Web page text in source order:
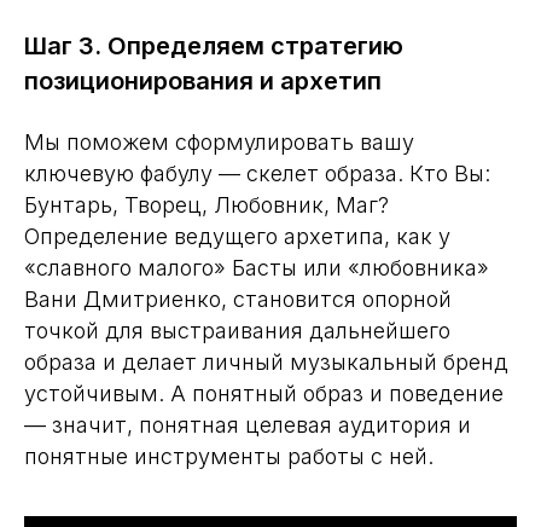
Шаг 3. Определяем стратегию
позиционирования и архетип
Мы поможем сформулировать вашу
ключевую фабулу — скелет образа. Кто Вы:
Бунтарь, Творец, Любовник, Маг?
Определение ведущего архетипа, как у
«славного малого» Басты или «любовника»
Вани Дмитриенко, становится опорной
точкой для выстраивания дальнейшего
образа и делает личный музыкальный бренд
устойчивым. А понятный образ и поведение
— значит, понятная целевая аудитория и
понятные инструменты работы с ней.